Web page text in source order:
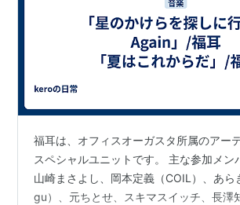
関連キーワード
アーティスト
福耳は、オフィスオーガスタ所属のアー
スペシャルユニットです。 主な参加メン
山崎まさよし、岡本定義（COIL）、あ
gu）、元ちとせ、スキマスイッチ、長澤